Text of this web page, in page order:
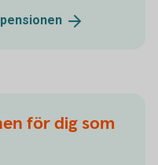
pensionen
för dig som